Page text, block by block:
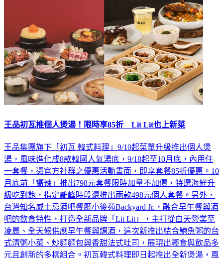
湯，風味進化成8款韓國人氣湯底，9/18起至10月底，內用任
一套餐，憑官方社群之優惠活動畫面，即享套餐85折優惠。10
月底前「嚮辣」推出798元套餐限時加量不加價，特選海鮮升
級吃到飽，指定離峰時段還推出兩款498元個人套餐。另外，
台灣知名威士忌酒吧餐廳小後苑Backyard Jr.，融合早午餐與酒
吧的飲食特性，打造全新品牌「Lit Lit」，主打從白天營業至
凌晨、全天候供應早午餐與調酒，這次新推出結合鮑魚粥的台
式清粥小菜、炒麵麵包與香甜法式吐司，展現出輕食與飲品多
元且創新的多樣組合。初瓦韓式料理即日起推出全新煲湯，風
味從5款增加成8款，保留經典「初瓦嘿唷泡菜煲」和「部隊